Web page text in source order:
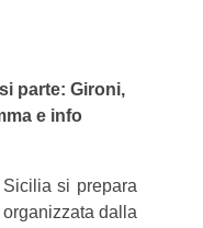
parte: Gironi,
e info
si prepara
dalla